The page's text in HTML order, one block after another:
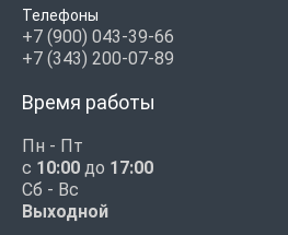
Телефоны
+7 (900) 043-39-66
+7 (343) 200-07-89
Время работы
Пн - Пт
с 10:00 до 17:00
Сб - Вс
Выходной